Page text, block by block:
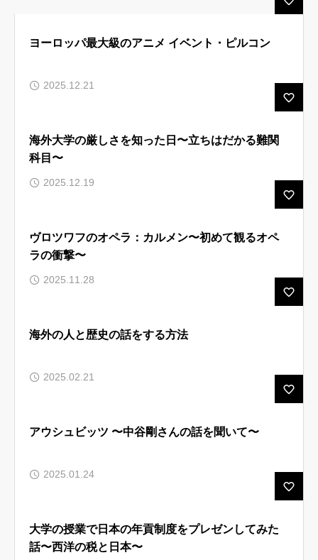
ヨーロッパ最大級のアニメ イベント・ピルコン
2025.12.21
海外大学の厳しさを知った日〜立ちはだかる難関
科目〜
2025.12.19
ヴロツワフのオペラ：カルメン〜初めて観るオペ
ラの衝撃〜
2025.11.28
海外の人と歴史の話をする方法
2025.02.21
アウシュビッツ 〜中谷剛さんの話を聞いて〜
2025.01.24
大学の授業で日本の年貢制度をプレゼンしてみた
話〜西洋の税と日本〜
アカデミック英語トレーニング
ブログ 一覧
受講生様専用サイト
お問い合わせ フォーム
お知らせ